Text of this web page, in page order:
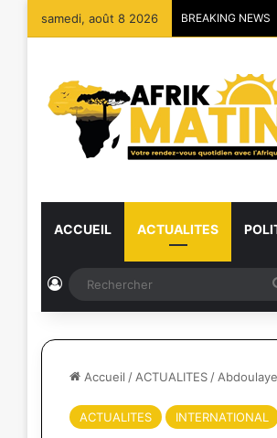
samedi, août 8 2026 BREAKING NEWS
ACCUEIL ACTUALITES
Connexion
Accueil / ACTUALITES /
ACTUALITES INTERNATIONAL